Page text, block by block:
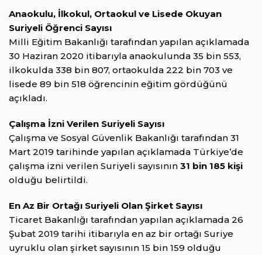
Anaokulu, İlkokul, Ortaokul ve Lisede Okuyan
Suriyeli Öğrenci Sayısı
Milli Eğitim Bakanlığı tarafından yapılan açıklamada
30 Haziran 2020 itibarıyla anaokulunda 35 bin 553,
ilkokulda 338 bin 807, ortaokulda 222 bin 703 ve
lisede 89 bin 518 öğrencinin eğitim gördüğünü
açıkladı.
Çalışma İzni Verilen Suriyeli Sayısı
Çalışma ve Sosyal Güvenlik Bakanlığı tarafından 31
Mart 2019 tarihinde yapılan açıklamada Türkiye’de
çalışma izni verilen Suriyeli sayısının 31 bin 185 kişi
olduğu belirtildi.
En Az Bir Ortağı Suriyeli Olan Şirket Sayısı
Ticaret Bakanlığı tarafından yapılan açıklamada 26
Şubat 2019 tarihi itibarıyla en az bir ortağı Suriye
uyruklu olan şirket sayısının 15 bin 159 olduğu